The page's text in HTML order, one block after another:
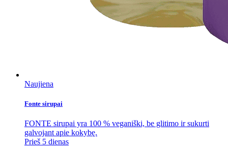
Naujiena
Fonte sirupai
FONTE sirupai yra 100 % veganiški, be glitimo ir sukurti
galvojant apie kokybę.
Prieš 5 dienas